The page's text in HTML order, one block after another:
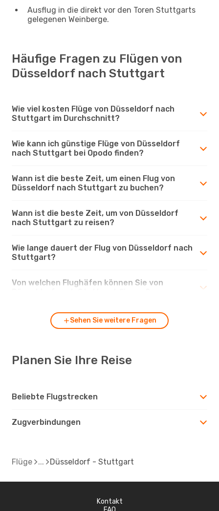
Ausflug in die direkt vor den Toren Stuttgarts
gelegenen Weinberge.
Häufige Fragen zu Flügen von
Düsseldorf nach Stuttgart
Wie viel kosten Flüge von Düsseldorf nach
Stuttgart im Durchschnitt?
Wie kann ich günstige Flüge von Düsseldorf
nach Stuttgart bei Opodo finden?
Wann ist die beste Zeit, um einen Flug von
Düsseldorf nach Stuttgart zu buchen?
Wann ist die beste Zeit, um von Düsseldorf
nach Stuttgart zu reisen?
Wie lange dauert der Flug von Düsseldorf nach
Stuttgart?
Von welchen Flughäfen können Sie von
Sehen Sie weitere Fragen
Planen Sie Ihre Reise
Beliebte Flugstrecken
Zugverbindungen
Flüge Düsseldorf - Stuttgart
Kontakt